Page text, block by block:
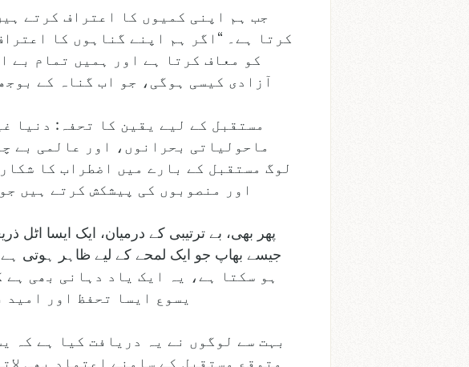
جب ہم اپنی کمیوں کا اعتراف کرتے
کرتا ہے۔ “اگر ہم اپنے گناہوں کا
آزادی کیسی ہوگی، جو اب گناہ کے
مستقبل کے لیے یقین کا تحفہ: دنیا
ماحولیاتی بحرانوں، اور عالمی بے
لوگ مستقبل کے بارے میں اضطراب کا
اور منصوبوں کی پیشکش کرتے ہیں
پھر بھی، بے ترتیبی کے درمیان، ایک ایسا
ہو سکتا ہے، یہ ایک یاد دہانی بھی
یسوع ایسا تحفظ اور
بہت سے لوگوں نے یہ دریافت کیا ہے کہ
متوقع مستقبل کے سامنے اعتماد بھی